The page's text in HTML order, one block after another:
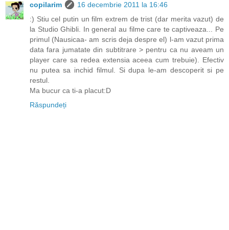
copilarim
16 decembrie 2011 la 16:46
:) Stiu cel putin un film extrem de trist (dar merita vazut) de
la Studio Ghibli. In general au filme care te captiveaza... Pe
primul (Nausicaa- am scris deja despre el) l-am vazut prima
data fara jumatate din subtitrare > pentru ca nu aveam un
player care sa redea extensia aceea cum trebuie). Efectiv
nu putea sa inchid filmul. Si dupa le-am descoperit si pe
restul.
Ma bucur ca ti-a placut:D
Răspundeți